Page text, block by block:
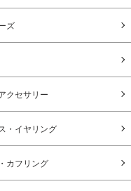
ズ
クセサリー
・イヤリング
カフリング